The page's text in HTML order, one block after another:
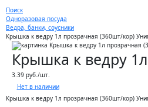
Поиск
Одноразовая посуда
Ведра, банки, соусники
Крышка к ведру 1л прозрачная (360шт/кор)
Крышка к ведру
3.39 руб./шт.
Нет в наличии
Крышка к ведру 1л прозрачная (360шт/кор)